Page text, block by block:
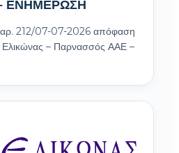
ΕΝΗΜΕΡΩΣΗ
212/07-07-2026 απόφαση
Ελικώνας – Παρνασσός ΑΑΕ –